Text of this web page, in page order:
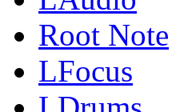
Root Note
LFocus